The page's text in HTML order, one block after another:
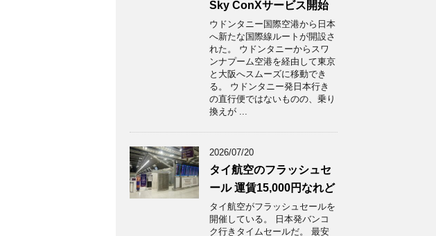
Sky ConXサービス開始
ウドンタニー国際空港から日本
へ新たな国際線ルートが開設さ
れた。 ウドンタニーからスワ
ンナプーム空港を経由して東京
と大阪へスムーズに移動でき
る。 ウドンタニー発日本行き
の直行便ではないものの、乗り
換えが ...
2026/07/20
タイ航空のフラッシュセ
ール 運賃15,000円なれど
タイ航空がフラッシュセールを
開催している。 日本発バンコ
ク行きタイムセールだ。 最安